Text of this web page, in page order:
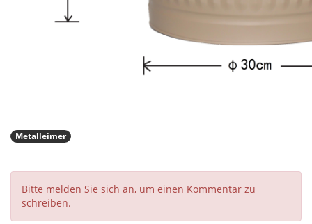
Metalleimer
Bitte melden Sie sich an, um einen Kommentar zu
schreiben.